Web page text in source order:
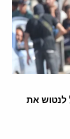
לנטוש את